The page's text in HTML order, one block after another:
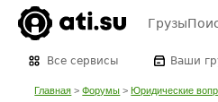
Грузы
Все сервисы Ваши
Главная >Форумы >Юридические